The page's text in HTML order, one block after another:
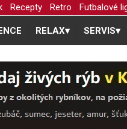
Recepty Retro Futbalové
RELAX▾ SERVIS▾